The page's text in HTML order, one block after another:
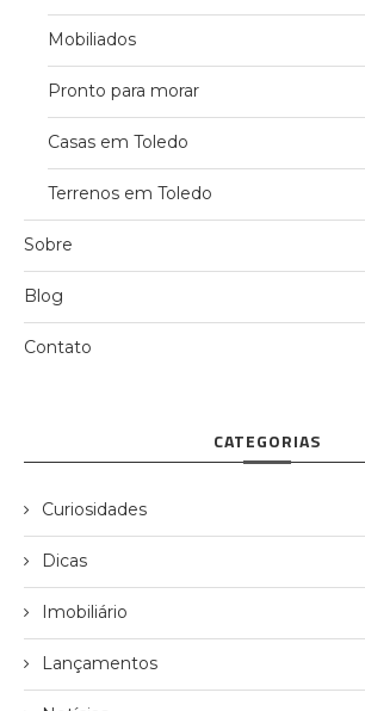
Mobiliados
Pronto para morar
Casas em Toledo
Terrenos em Toledo
Sobre
Blog
Contato
CATEGORIAS
Curiosidades
Dicas
Imobiliário
Lançamentos